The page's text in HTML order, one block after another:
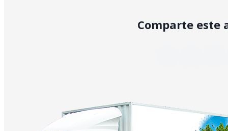
Comparte este